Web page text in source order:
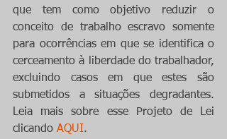
que tem como objetivo reduzir o
conceito de trabalho escravo somente
para ocorrências em que se identifica o
cerceamento à liberdade do trabalhador,
excluindo casos em que estes são
submetidos a situações degradantes.
Leia mais sobre esse Projeto de Lei
clicando AQUI.